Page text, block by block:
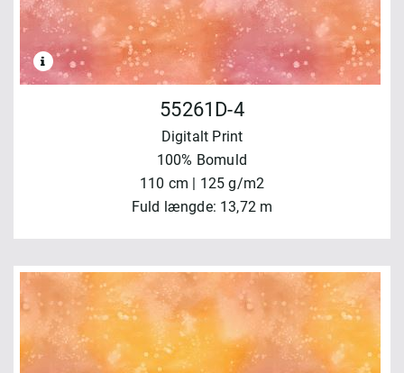
55261D-4
Digitalt Print
100% Bomuld
110 cm | 125 g/m2
Fuld længde: 13,72 m